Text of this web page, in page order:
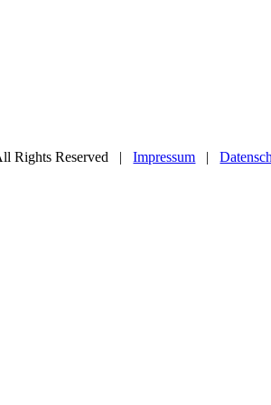
Reserved |Impressum |